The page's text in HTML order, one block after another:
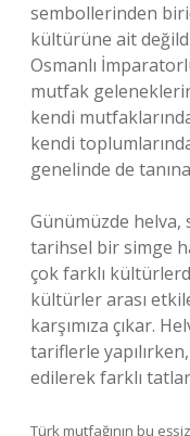
sembollerinden
kültürüne ait
Osmanlı
mutfak
kendi
kendi
genelinde de
Günümüzde helva,
tarihsel bir simge
çok farklı
kültürler arası
karşımıza çıkar.
tariflerle
edilerek farklı
Türk mutfağının bu